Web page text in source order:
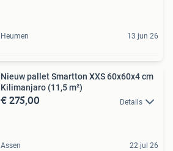
Heumen 13 jun 26
Nieuw pallet Smartton XXS 60x60x4 cm
Kilimanjaro (11,5 m²)
€ 275,00 Details
Assen 22 jul 26